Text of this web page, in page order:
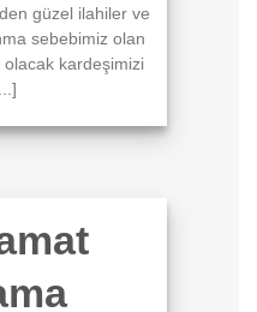
güzel ilahiler ve
sebebimiz olan
olacak kardeşimizi